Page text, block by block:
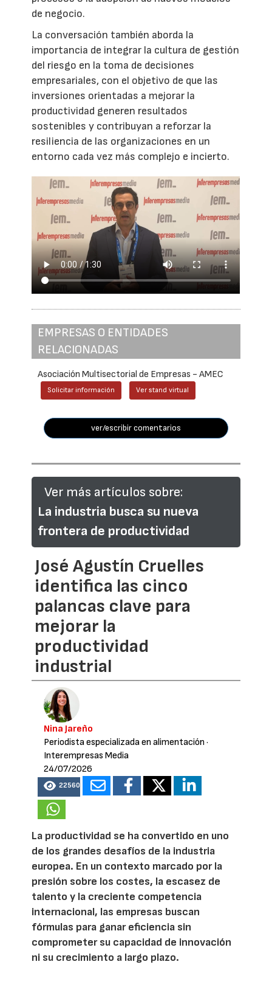
de negocio.
La conversación también aborda la
importancia de integrar la cultura de gestión
del riesgo en la toma de decisiones
empresariales, con el objetivo de que las
inversiones orientadas a mejorar la
productividad generen resultados
sostenibles y contribuyan a reforzar la
resiliencia de las organizaciones en un
entorno cada vez más complejo e incierto.
EMPRESAS O ENTIDADES
RELACIONADAS
Asociación Multisectorial de Empresas - AMEC
Solicitar información Ver stand virtual
ver/escribir comentarios
Ver más artículos sobre:
La industria busca su nueva
frontera de productividad
José Agustín Cruelles
identifica las cinco
palancas clave para
mejorar la
productividad
industrial
Nina Jareño
Periodista especializada en alimentación ·
Interempresas Media
24/07/2026
22560
La productividad se ha convertido en uno
de los grandes desafíos de la industria
europea. En un contexto marcado por la
presión sobre los costes, la escasez de
talento y la creciente competencia
internacional, las empresas buscan
fórmulas para ganar eficiencia sin
comprometer su capacidad de innovación
ni su crecimiento a largo plazo.